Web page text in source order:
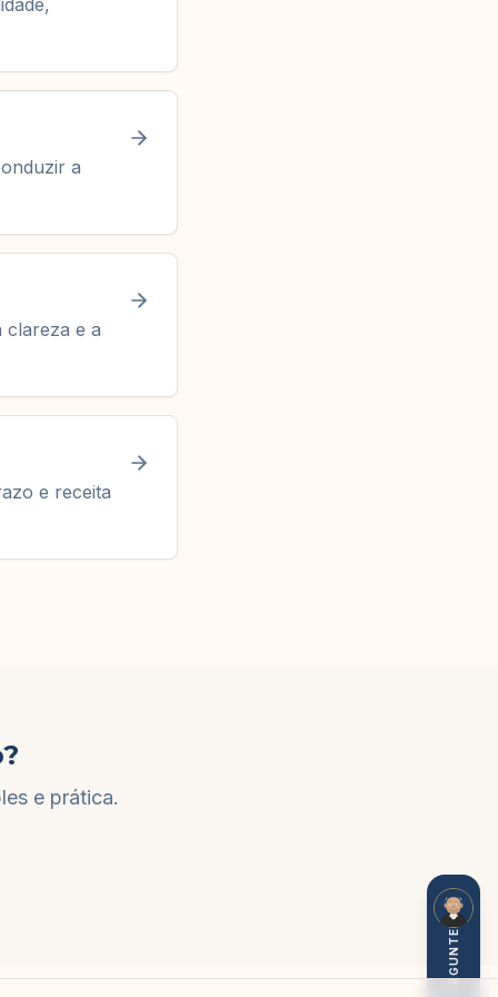
a
clareza e a
e receita
e prática.
PERGUNTE